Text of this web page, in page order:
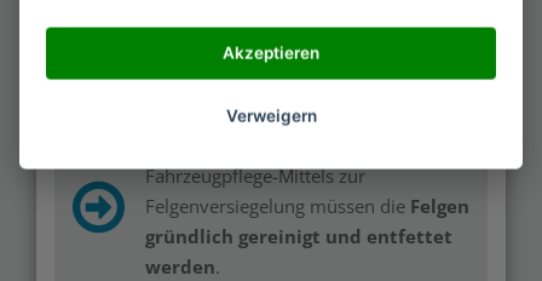
Felgenreiniger.
Fahrzeugpflege-Mittels zur
Felgenversiegelung müssen die Felgen
gründlich gereinigt und entfettet
werden.
Akzeptieren
Verweigern